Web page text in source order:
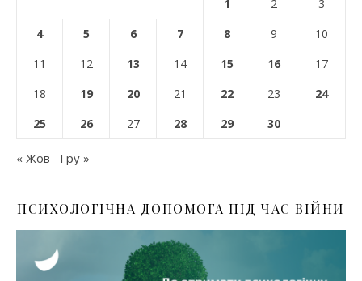
1 2
3
4
5 6 7 8 9
10
11
12 13 14 15 16
17
18
19 20 21 22 23
24
25
26 27 28 29 30
« Жов Гру »
ПСИХОЛОГІЧНА ДОПОМОГА ПІД ЧАС ВІЙНИ